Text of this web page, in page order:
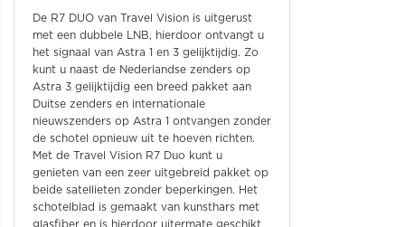
De R7 DUO van Travel Vision is uitgerust
met een dubbele LNB, hierdoor ontvangt u
het signaal van Astra 1 en 3 gelijktijdig. Zo
kunt u naast de Nederlandse zenders op
Astra 3 gelijktijdig een breed pakket aan
Duitse zenders en internationale
nieuwszenders op Astra 1 ontvangen zonder
de schotel opnieuw uit te hoeven richten.
Met de Travel Vision R7 Duo kunt u
genieten van een zeer uitgebreid pakket op
beide satellieten zonder beperkingen. Het
schotelblad is gemaakt van kunsthars met
glasfiber en is hierdoor uitermate geschikt